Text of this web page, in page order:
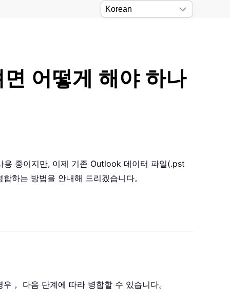
어떻게 해야 하나
중이지만, 이제 기존 Outlook 데이터 파일(.pst
하는 방법을 안내해 드리겠습니다。
， 다음 단계에 따라 병합할 수 있습니다。